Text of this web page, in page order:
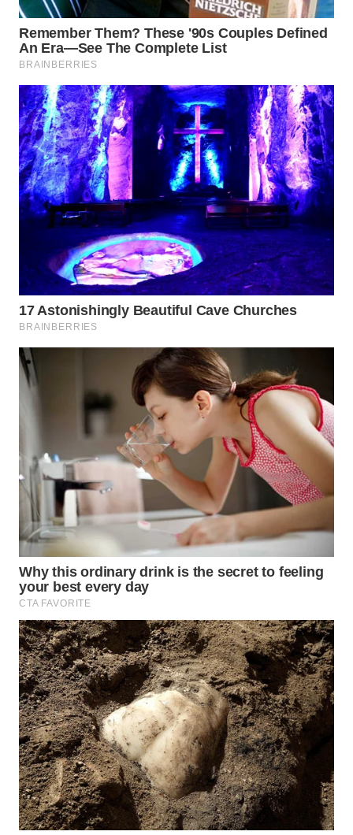
SUMEDANG
WN
WN
KEPULAUAN
SERIBU
WN
TANGERANG
WN
BINJAI
WN
CIREBON
INDRAMAYU
WN
MAJALENGKA
WN
SUBANG
WN
WN
PURWAKARTA
WN
PRIANGAN
TIMUR
WN
SEMARANG